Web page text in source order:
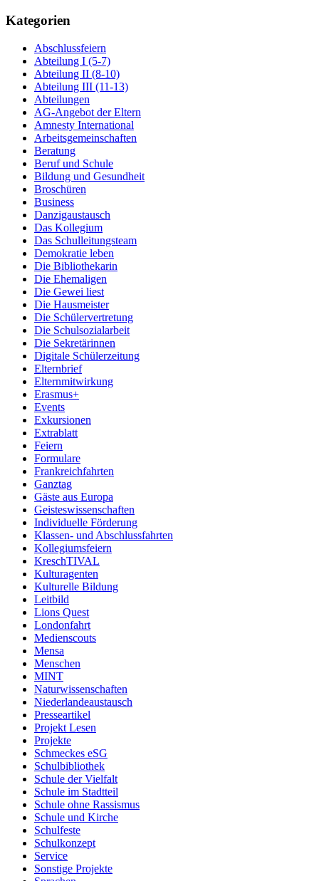
Kategorien
Abschlussfeiern
Abteilung I (5-7)
Abteilung II (8-10)
Abteilung III (11-13)
Abteilungen
AG-Angebot der Eltern
Amnesty International
Arbeitsgemeinschaften
Beratung
Beruf und Schule
Bildung und Gesundheit
Broschüren
Business
Danzigaustausch
Das Kollegium
Das Schulleitungsteam
Demokratie leben
Die Bibliothekarin
Die Ehemaligen
Die Gewei liest
Die Hausmeister
Die Schülervertretung
Die Schulsozialarbeit
Die Sekretärinnen
Digitale Schülerzeitung
Elternbrief
Elternmitwirkung
Erasmus+
Events
Exkursionen
Extrablatt
Feiern
Formulare
Frankreichfahrten
Ganztag
Gäste aus Europa
Geisteswissenschaften
Individuelle Förderung
Klassen- und Abschlussfahrten
Kollegiumsfeiern
KreschTIVAL
Kulturagenten
Kulturelle Bildung
Leitbild
Lions Quest
Londonfahrt
Medienscouts
Mensa
Menschen
MINT
Naturwissenschaften
Niederlandeaustausch
Presseartikel
Projekt Lesen
Projekte
Schmeckes eSG
Schulbibliothek
Schule der Vielfalt
Schule im Stadtteil
Schule ohne Rassismus
Schule und Kirche
Schulfeste
Schulkonzept
Service
Sonstige Projekte